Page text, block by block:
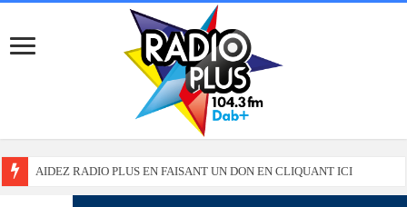
AIDEZ RADIO PLUS EN FAISANT UN DON EN CLIQUANT ICI